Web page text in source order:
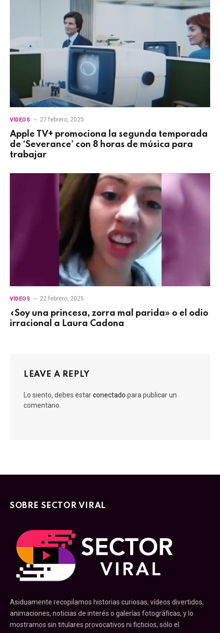
VÍDEOS 27 febrero, 2025
Apple TV+ promociona la segunda temporada
de ‘Severance’ con 8 horas de música para
trabajar
VÍDEOS 22 febrero, 2025
«Soy una princesa, zorra mal parida» o el odio
irracional a Laura Cadona
LEAVE A REPLY
Lo siento, debes estarconectado para publicar un
comentario.
SOBRE SECTOR VIRAL
Asiduamente recopilamos historias curiosas, vídeos divertidos,
animaciones, noticias de interés o galerías fotográficas, y lo
mostramos sin titulares provocativos ni ficticios, sólo el